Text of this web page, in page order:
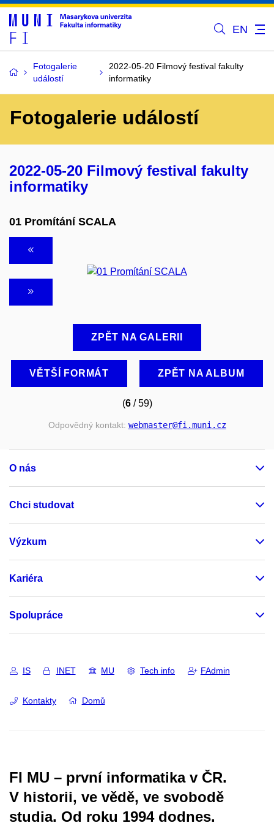
EN
Fotogalerie
událostí
2022-05-20 Filmový festival fakulty
informatiky
Fotogalerie událostí
2022-05-20 Filmový festival fakulty
informatiky
01 Promítání SCALA
ZPĚT NA GALERII
VĚTŠÍ FORMÁT ZPĚT NA ALBUM
(6/ 59)
Odpovědný kontakt: webmaster@fi.muni.cz
O nás
Chci studovat
Výzkum
Kariéra
Spolupráce
IS INET MU Tech info FAdmin
Kontakty Domů
FI MU – první informatika v ČR.
V historii, ve vědě, ve svobodě
studia. Od roku 1994 dodnes.